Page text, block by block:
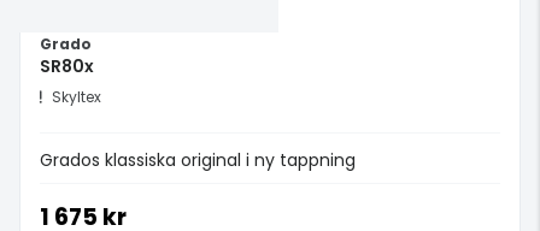
Grado
SR80x
Skyltex
Grados klassiska original i ny tappning
1 675 kr